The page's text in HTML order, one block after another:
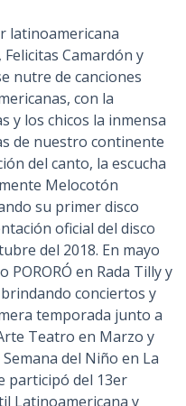
latinoamericana
Camardón y
nutre de canciones
con la
y los chicos la inmensa
de nuestro continente
del canto, la escucha
Melocotón
su primer disco
oficial del disco
del 2018. En mayo
en Rada Tilly y
conciertos y
temporada junto a
Teatro en Marzo y
del Niño en La
participó del 13er
Latinoamericana y